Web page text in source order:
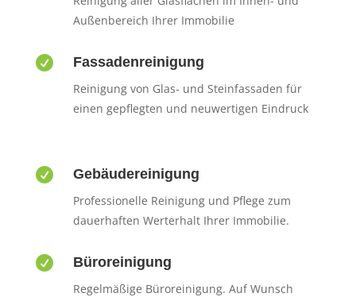
Außenbereich Ihrer Immobilie
 Fassadenreinigung
Reinigung von Glas- und Steinfassaden für
einen gepflegten und neuwertigen Eindruck
 Gebäudereinigung
Professionelle Reinigung und Pflege zum
dauerhaften Werterhalt Ihrer Immobilie.
 Büroreinigung
Regelmäßige Büroreinigung. Auf Wunsch